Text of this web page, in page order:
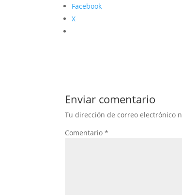
Facebook
X
Enviar comentario
Tu dirección de correo electrónico
Comentario*